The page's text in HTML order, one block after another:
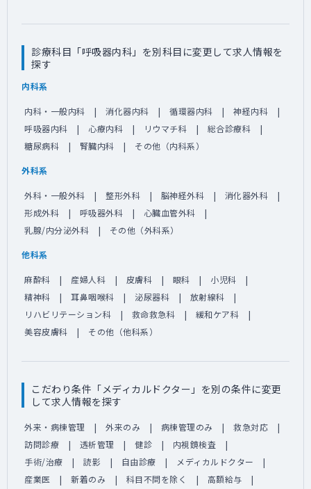
診療科目「呼吸器内科」を別科目に変更して求人情報を
探す
内科系
内科・一般内科 消化器内科 循環器内科
神経内科
呼吸器内科
心療内科 リウマチ科
総合診療科
糖尿病科
腎臓内科 その他（内科系）
外科系
外科・一般外科 整形外科 脳神経外科
消化器外科
形成外科
呼吸器外科
心臓血管外科
乳腺/内分泌外科
その他（外科系）
他科系
麻酔科 産婦人科 皮膚科 眼科
小児科
精神科
耳鼻咽喉科 泌尿器科
放射線科
リハビリテーション科
救命救急科
緩和ケア科
美容皮膚科
その他（他科系）
こだわり条件「メディカルドクター」を別の条件に変更
して求人情報を探す
外来・病棟管理 外来のみ 病棟管理のみ
救急対応
訪問診療
透析管理 健診
内視鏡検査
手術/治療
読影 自由診療
メディカルドクター
産業医
新着のみ 科目不問を除く
高額給与